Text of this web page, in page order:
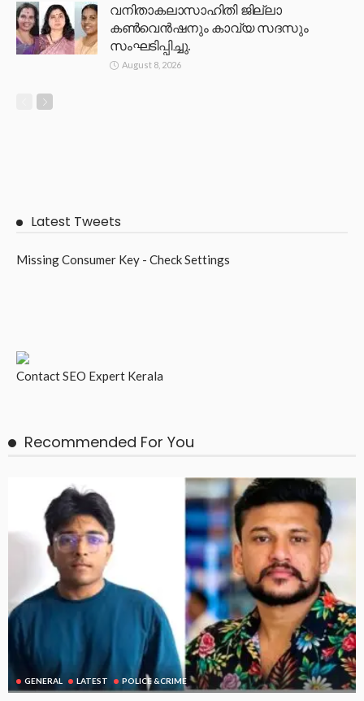
വനിതാകലാസാഹിതി ജില്ലാ
കൺവെൻഷനും കാവ്യ സദസും
സംഘടിപ്പിച്ചു.
August 8, 2026
Latest Tweets
Missing Consumer Key - Check Settings
ContactSEO Expert Kerala
Recommended For You
GENERAL LATEST POLICE &CRIME